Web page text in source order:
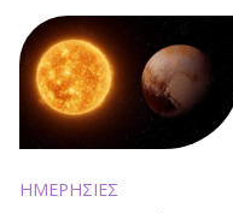
ΗΜΕΡΗΣΙΕΣ